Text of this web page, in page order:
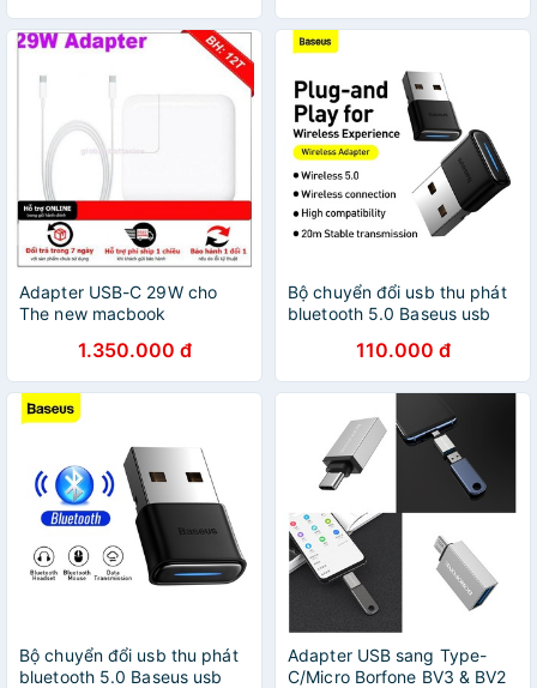
Adapter USB-C 29W cho
The new macbook
1.350.000 đ
Bộ chuyển đổi usb thu phát
bluetooth 5.0 Baseus usb
chuột bàn phím âm thanh
máy tính
110.000 đ
Bộ chuyển đổi usb thu phát
bluetooth 5.0 Baseus usb
Adapter USB sang Type-
C/Micro Borfone BV3 & BV2